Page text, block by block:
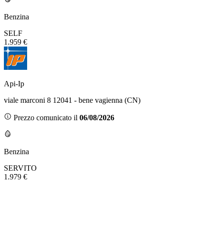
Benzina
SELF
1.959 €
Api-Ip
viale marconi 8 12041 - bene vagienna (CN)
Prezzo comunicato il 06/08/2026
Benzina
SERVITO
1.979 €